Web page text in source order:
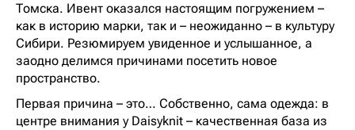
Томска. Ивент оказался настоящим погружением –
как в историю марки, так и – неожиданно – в культуру
Сибири. Резюмируем увиденное и услышанное, а
заодно делимся причинами посетить новое
пространство.
Первая причина – это… Собственно, сама одежда: в
центре внимания у Daisyknit – качественная база из